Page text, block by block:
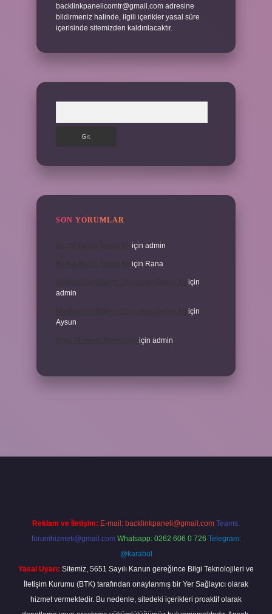
backlinkpanelicomtr@gmail.com adresine
bildirmeniz halinde, ilgili içerikler yasal süre
içerisinde sitemizden kaldırılacaktır.
SON YORUMLAR
için admin
için Rana
için
admin
için
Aysun
için admin
Reklam ve İletişim: E-mail: backlinkpaneli@gmail.com Teams:
forumhizmeti@gmail.com Whatsapp: 0262 606 0 726 Telegram:
@karabul
Yasal Uyarı: Sitemiz, 5651 Sayılı Kanun gereğince Bilgi Teknolojileri ve
İletişim Kurumu (BTK) tarafından onaylanmış bir Yer Sağlayıcı olarak
hizmet vermektedir. Bu nedenle, sitedeki içerikleri proaktif olarak